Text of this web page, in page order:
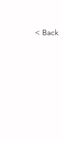
< Back